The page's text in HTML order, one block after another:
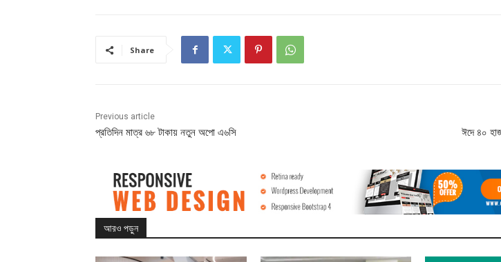
Share
Previous article
প্রতিদিন মাত্র ৬৮ টাকায় নতুন অপো এ৬সি ঈদে ৪০
আরও পড়ুন